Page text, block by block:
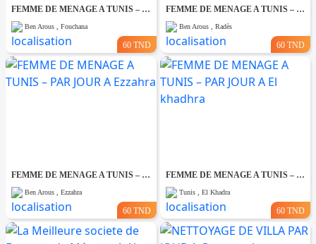
FEMME DE MENAGE A TUNIS – PAR JOUR A Fouchana
Ben Arous , Fouchana
60 TND
FEMME DE MENAGE A TUNIS – PAR JOUR A Rades
Ben Arous , Radès
60 TND
FEMME DE MENAGE A TUNIS – PAR JOUR A Ezzahra
Ben Arous , Ezzahra
60 TND
FEMME DE MENAGE A TUNIS – PAR JOUR A El khadhra
Tunis , El Khadra
60 TND